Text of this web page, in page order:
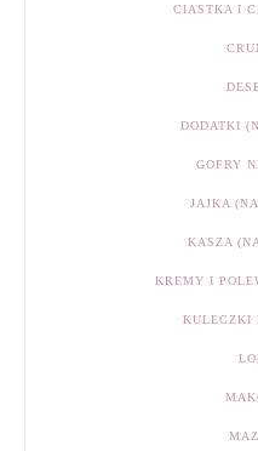
CIASTKA I
DODATKI
GOFRY
JAJKA
KASZA
KREMY I
KULECZKI